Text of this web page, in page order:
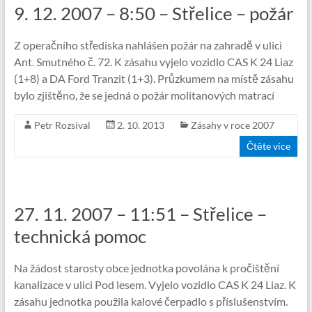
9. 12. 2007 – 8:50 – Střelice – požár
Z operačního střediska nahlášen požár na zahradě v ulici
Ant. Smutného č. 72. K zásahu vyjelo vozidlo CAS K 24 Liaz
(1+8) a DA Ford Tranzit (1+3). Průzkumem na místě zásahu
bylo zjištěno, že se jedná o požár molitanových matrací
Petr Rozsíval 2. 10. 2013
Zásahy v roce 2007
Čtěte více
27. 11. 2007 – 11:51 – Střelice –
technická pomoc
Na žádost starosty obce jednotka povolána k pročištění
kanalizace v ulici Pod lesem. Vyjelo vozidlo CAS K 24 Liaz. K
zásahu jednotka použila kalové čerpadlo s příslušenstvím.